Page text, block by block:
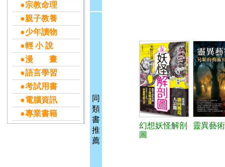
●宗教命理
●親子教養
●少年讀物
●輕 小 說
●漫 畫
●語言學習
●考試用書
●電腦資訊
●專業書籍
同
類
書
推
薦
幻想妖怪解剖
圖
靈異藝